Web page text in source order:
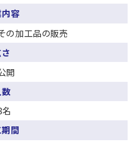
容
の加工品の販売
開
数
間